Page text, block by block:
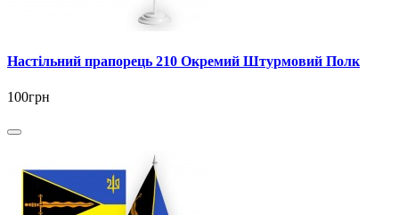
Настільний прапорець 210 Окремий Штурмовий Полк
100грн